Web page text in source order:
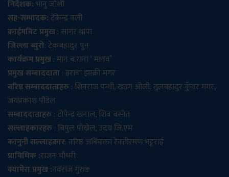
निर्देशक:भानु जोशी
सह-सम्पादक:टेकेन्द्र वली
क्राईमबिट प्रमुख: सागर थापा
जिल्ला ब्युरो: टेकबहादुर पुन
कार्यक्रम प्रमुख: मान ब.राना ‘ मानव’
प्रमुख सम्बाददाता: इराधा झाक्री मगर
वरिष्ठ सम्बाददाताहरु: शिवराज पन्थी, खडग ओली, तुलबहादुर कुँवर मगर,
जयप्रकाश पौडेल
सम्बाददाताहरु: टोपेन्द्र खनाल, शिव बस्नेत
सल्लाहकारहरु: बिपुल पोख्रेल, उदय जि.एम
कानुनी सल्लाहकार: वरिष्ठ अधिवक्ता रेवतीरमण भट्टराई
प्राविधिक :राजन चौधरी
क्यामेरा प्रमुख :नवराज गुरुङ